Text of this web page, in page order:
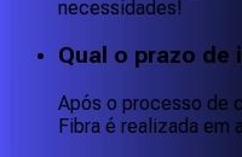
necessidades!
Qual o prazo de
Após o processo de
Fibra é realizada em